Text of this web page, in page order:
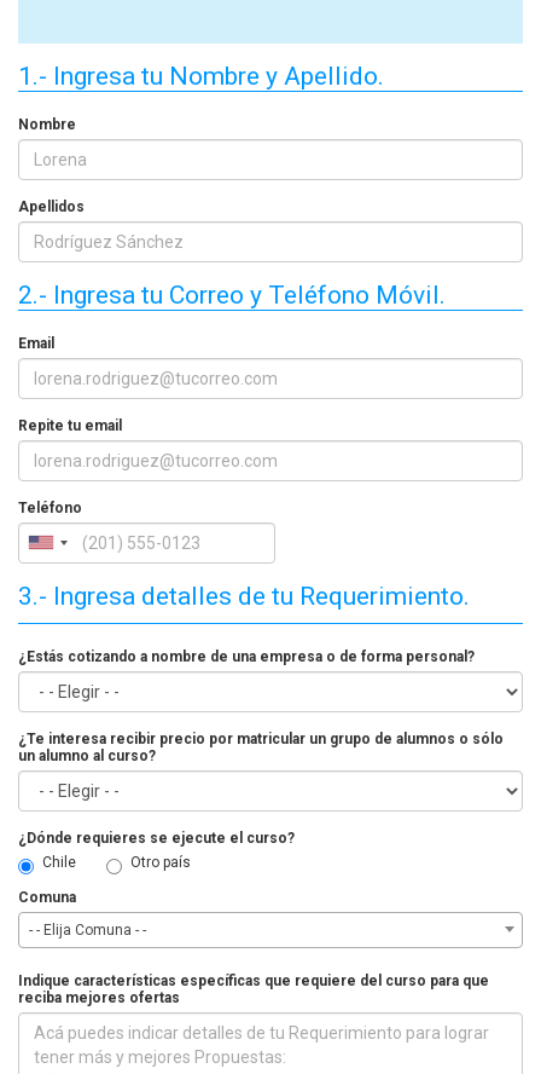
1.- Ingresa tu Nombre y Apellido.
Nombre
Apellidos
2.- Ingresa tu Correo y Teléfono Móvil.
Email
Repite tu email
Teléfono
3.- Ingresa detalles de tu Requerimiento.
¿Estás cotizando a nombre de una empresa o de forma personal?
¿Te interesa recibir precio por matricular un grupo de alumnos o sólo
un alumno al curso?
¿Dónde requieres se ejecute el curso?
Chile
Otro país
Comuna
- - Elija Comuna - -
Indique características específicas que requiere del curso para que
reciba mejores ofertas